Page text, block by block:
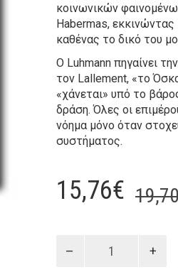
κοινωνικών
Habermas,
καθένας το δικό του
Ο Luhmann πηγαίνει
τον Lallement, «το
«χάνεται» υπό το
δράση. Όλες οι
νόημα μόνο όταν
συστήματος.
15,76€
ΚΟΙΝΩΝΙΚΩΝ